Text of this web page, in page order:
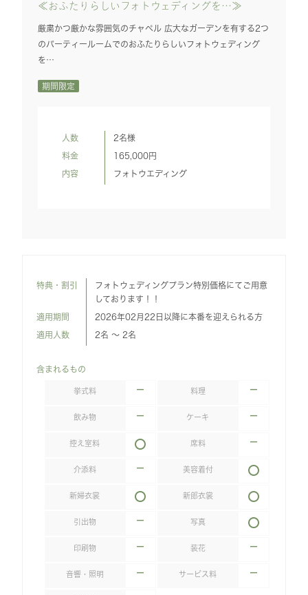
≪おふたりらしいフォトウェディングを…≫
厳粛かつ厳かな雰囲気のチャペル 広大なガーデンを有する2つ
のパーティールームでのおふたりらしいフォトウェディング
を…
期間限定
人数 2名様
料金 165,000円
内容 フォトウエディング
特典・割引
フォトウェディングプラン特別価格にてご用意
しております！！
適用期間 2026年02月22日以降に本番を迎えられる方
適用人数 2名 〜 2名
含まれるもの
挙式料 料理
飲み物 ケーキ
控え室料 席料
介添料 美容着付
新婦衣裳 新郎衣裳
引出物 写真
印刷物 装花
音響・照明 サービス料